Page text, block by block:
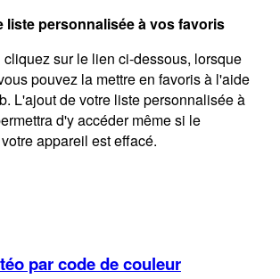
liste personnalisée à vos favoris
sur le lien ci-dessous, lorsque
pouvez la mettre en favoris à l'aide
L'ajout de votre liste personnalisée à
d'y accéder même si le
appareil est effacé.
par code de couleur